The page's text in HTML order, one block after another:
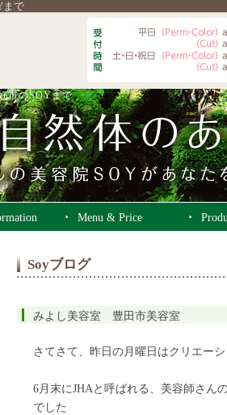
まで
市のSOYまで
Menu & Price
Soyブログ
みよし美容室 豊田市美容室
さてさて、昨日の月曜日はクリエーシ
6月末にJHAと呼ばれる、美容師さん
でした